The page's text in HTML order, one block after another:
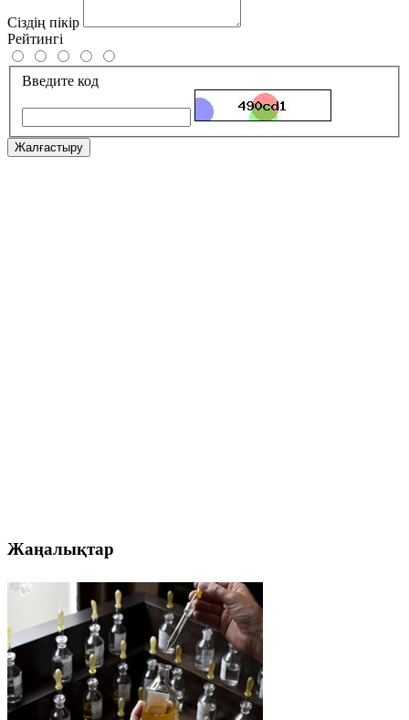
Сіздің пікір
Рейтингі
Введите код
Жалғастыру
Жаңалықтар